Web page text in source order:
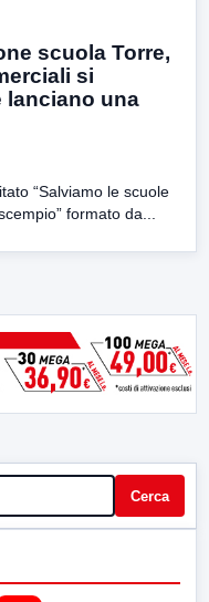
scuola Torre,
si
lanciano una
“Salviamo le scuole
formato da...
Cerca